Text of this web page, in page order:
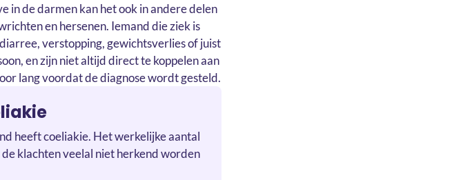
in de darmen kan het ook in andere delen
en hersenen. Iemand die ziek is
verstopping, gewichtsverlies of juist
en zijn niet altijd direct te koppelen aan
lang voordat de diagnose wordt gesteld.
heeft coeliakie. Het werkelijke aantal
klachten veelal niet herkend worden